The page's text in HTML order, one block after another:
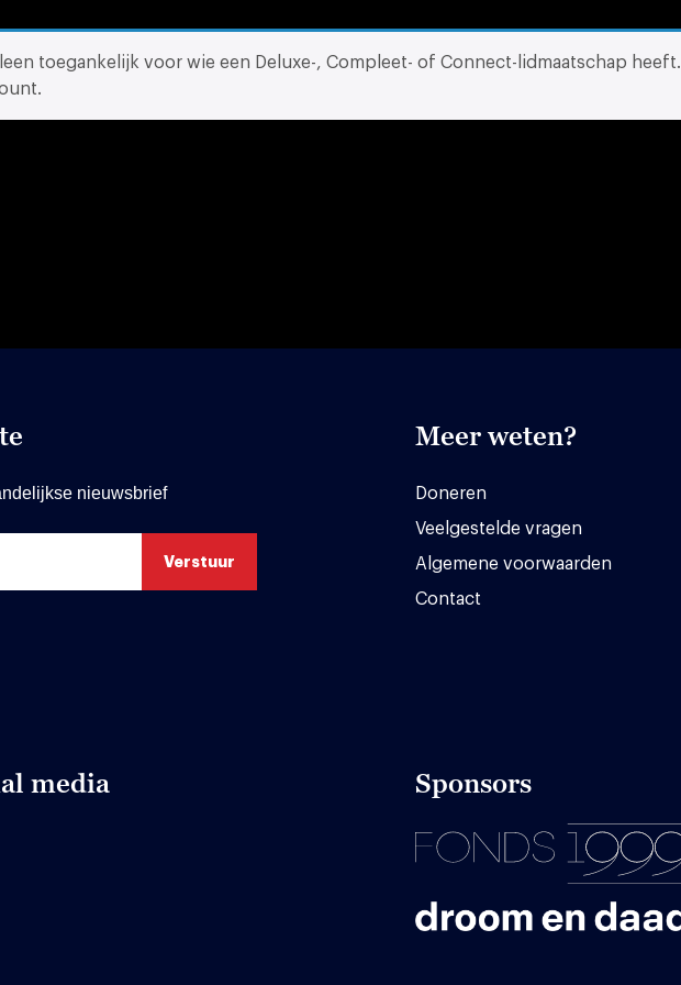
toegankelijk voor wie een Deluxe-, Compleet- of Connect-lidmaatschap heeft.
nieuwsbrief
Meer weten?
Doneren
Veelgestelde vragen
Algemene voorwaarden
Contact
media Sponsors